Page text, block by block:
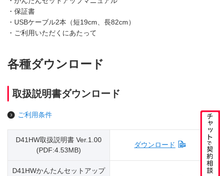
・保証書
・USBケーブル2本（短19cm、長82cm）
・ご利用いただくにあたって
各種ダウンロード
取扱説明書ダウンロード
ご利用条件
D41HW取扱説明書 Ver.1.00
(PDF:4.53MB)
ダウンロード
D41HWかんたんセットアップ